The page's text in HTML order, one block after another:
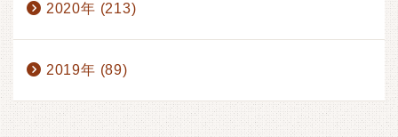
2020年 (213)
2019年 (89)